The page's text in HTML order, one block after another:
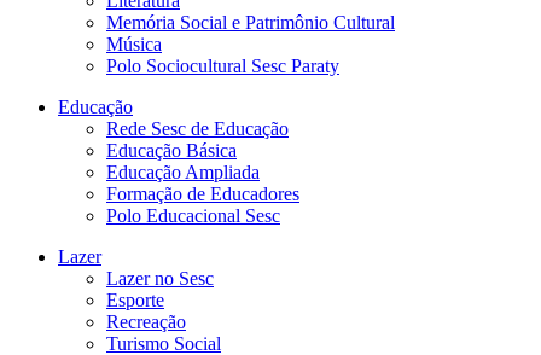
Memória Social e Patrimônio Cultural
Música
Polo Sociocultural Sesc Paraty
Educação
Rede Sesc de Educação
Educação Básica
Educação Ampliada
Formação de Educadores
Polo Educacional Sesc
Lazer
Lazer no Sesc
Esporte
Recreação
Turismo Social